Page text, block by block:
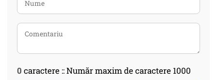
0 caractere :: Număr maxim de caractere 1000